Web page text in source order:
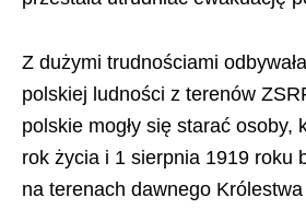
Z dużymi trudnościami
polskiej ludności z terenów
polskie mogły się starać osoby,
rok życia i 1 sierpnia 1919 roku
na terenach dawnego